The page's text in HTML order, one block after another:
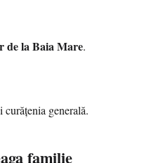
de la Baia Mare.
generală.
familie